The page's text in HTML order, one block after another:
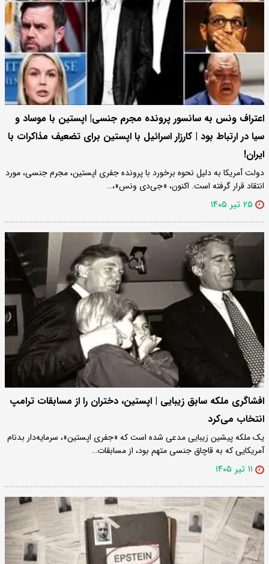
اعتراف ونس به سانسور پرونده‌ مجرم جنسی| اپستین با موساد و
سیا در ارتباط بود | کارزار اسرائیل با اپستین برای تضعیف مذاکرات با
ایران!
دولت آمریکا به دلیل نحوه برخورد با پرونده جفری اپستین، مجرم جنسی، مورد
انتقاد قرار گرفته است. اکنون، «جی‌دی ونس»،…
۲۵ تیر ۱۴۰۵
افشاگری ملکه سابق زیبایی | اپستین، دختران را از مسابقات ترامپ
انتخاب می‌کرد
یک ملکه پیشین زیبایی مدعی شده است که «جفری اپستین»، سرمایه‌دار بدنام
آمریکایی که به قاچاق جنسی متهم بود، از مسابقات…
۱۱ تیر ۱۴۰۵